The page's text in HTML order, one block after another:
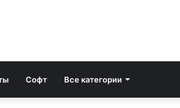
Софт Все категории